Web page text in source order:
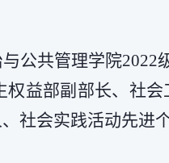
公共管理学院
益部副部长、社
社会实践活动先进